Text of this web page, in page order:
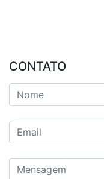
CONTATO